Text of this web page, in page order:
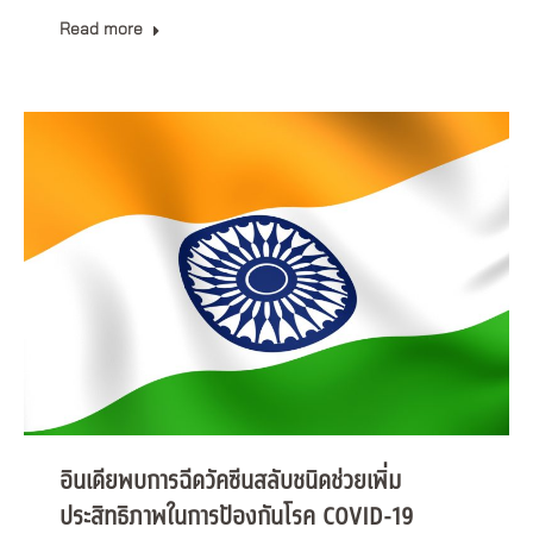
Read more
อินเดียพบการฉีดวัคซีนสลับชนิดช่วยเพิ่ม
ประสิทธิภาพในการป้องกันโรค COVID-19